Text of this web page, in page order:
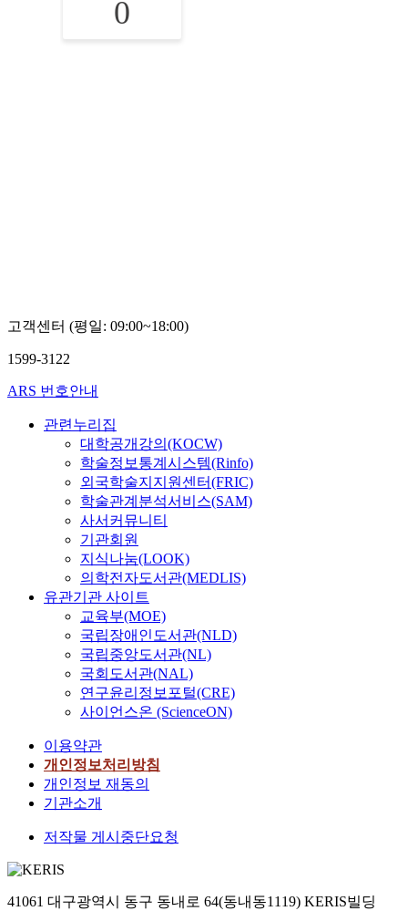
0
고객센터 (평일: 09:00~18:00)
1599-3122
ARS 번호안내
관련누리집
대학공개강의(KOCW)
학술정보통계시스템(Rinfo)
외국학술지지원센터(FRIC)
학술관계분석서비스(SAM)
사서커뮤니티
기관회원
지식나눔(LOOK)
의학전자도서관(MEDLIS)
유관기관 사이트
교육부(MOE)
국립장애인도서관(NLD)
국립중앙도서관(NL)
국회도서관(NAL)
연구윤리정보포털(CRE)
사이언스온 (ScienceON)
이용약관
개인정보처리방침
개인정보 재동의
기관소개
저작물 게시중단요청
41061 대구광역시 동구 동내로 64(동내동1119) KERIS빌딩